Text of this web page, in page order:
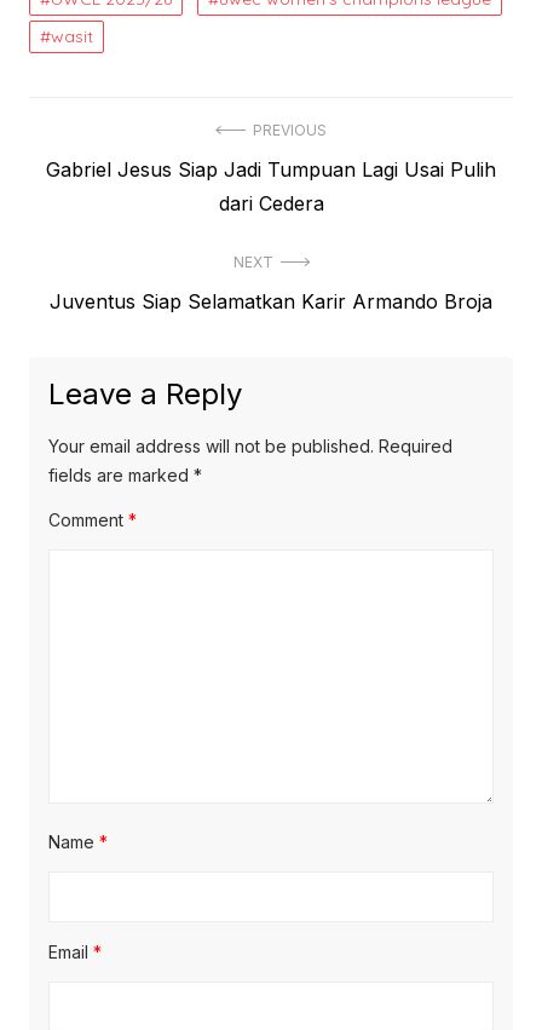
wasit
navigation
PREVIOUS
Previous
Gabriel Jesus Siap Jadi Tumpuan Lagi Usai Pulih
dari Cedera
NEXT
Next
Juventus Siap Selamatkan Karir Armando Broja
Leave a Reply
Your email address will not be published. Required
fields are marked *
Comment *
Name *
Email *